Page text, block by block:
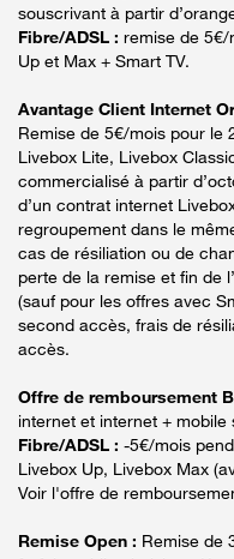
souscrivant à partir
Fibre/ADSL : remise de 5€/
Up et Max + Smart TV.
Avantage Client Internet
Remise de 5€/mois pour le
Livebox Lite, Livebox
commercialisé à partir
d’un contrat internet
regroupement dans le
cas de résiliation ou de
perte de la remise et fin de
(sauf pour les offres avec
second accès, frais de
accès.
Offre de remboursement
internet et internet + mobile
Fibre/ADSL : -5€/mois
Livebox Up, Livebox Max
Voir l'offre de
Remise Open : Remise de